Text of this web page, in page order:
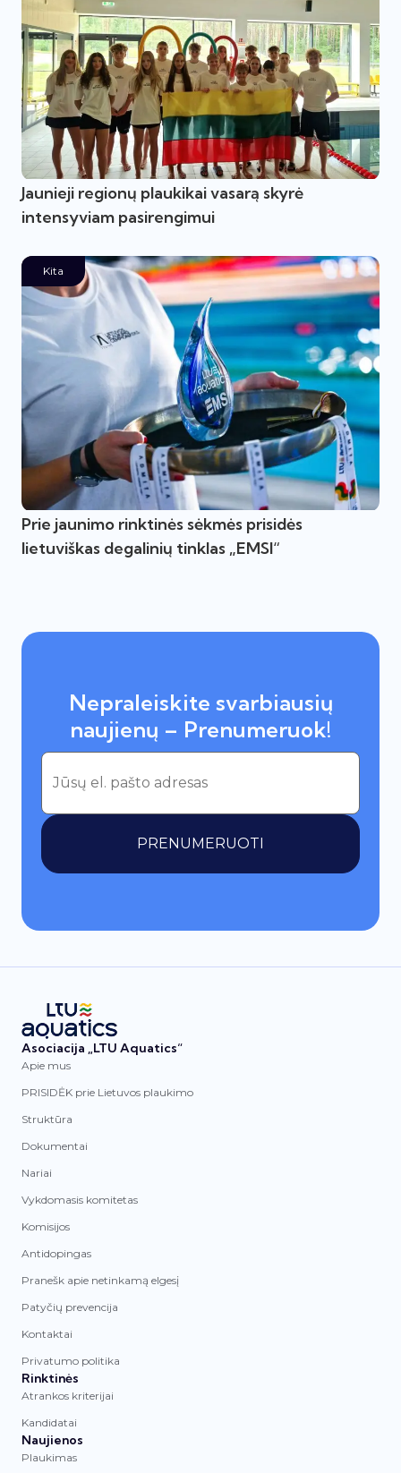
Jaunieji regionų plaukikai vasarą skyrė
intensyviam pasirengimui
Kita
Prie jaunimo rinktinės sėkmės prisidės
lietuviškas degalinių tinklas „EMSI“
Nepraleiskite svarbiausių
naujienų – Prenumeruok!
PRENUMERUOTI
Asociacija „LTU Aquatics“
Apie mus
PRISIDĖK prie Lietuvos plaukimo
Struktūra
Dokumentai
Nariai
Vykdomasis komitetas
Komisijos
Antidopingas
Pranešk apie netinkamą elgesį
Patyčių prevencija
Kontaktai
Privatumo politika
Rinktinės
Atrankos kriterijai
Kandidatai
Naujienos
Plaukimas